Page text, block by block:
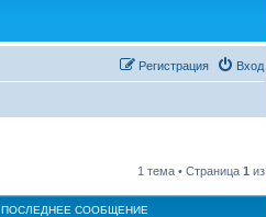
Вход
Регистрация
1 тема • Страница 1 из
ПОСЛЕДНЕЕ СООБЩЕНИЕ